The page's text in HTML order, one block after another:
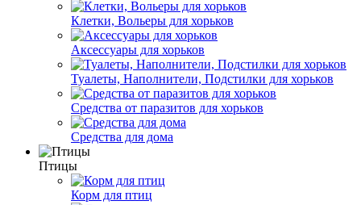
Клетки, Вольеры для хорьков
Аксессуары для хорьков
Туалеты, Наполнители, Подстилки для хорьков
Средства от паразитов для хорьков
Средства для дома
Птицы
Корм для птиц